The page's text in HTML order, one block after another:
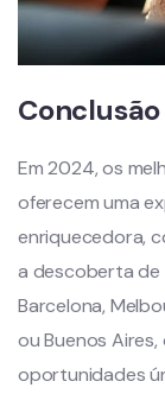
Conclusão
Em 2024, os
oferecem uma
enriquecedora,
a descoberta de
Barcelona,
ou Buenos
oportunidades